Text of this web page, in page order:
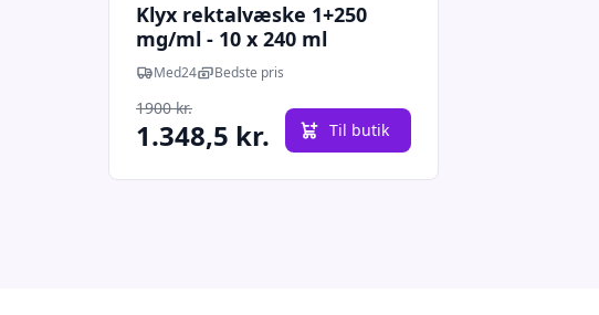
Klyx rektalvæske 1+250
mg/ml - 10 x 240 ml
Med24 Bedste pris
1900 kr.
1.348,5 kr. Til butik